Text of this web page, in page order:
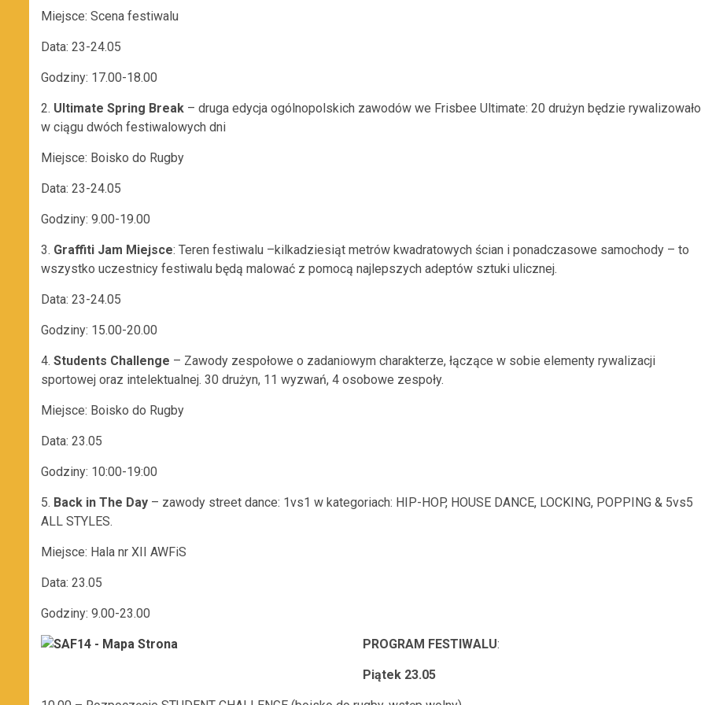
Miejsce: Scena festiwalu
Data: 23-24.05
Godziny: 17.00-18.00
2. Ultimate Spring Break – druga edycja ogólnopolskich zawodów we Frisbee Ultimate: 20 drużyn będzie rywalizowało
w ciągu dwóch festiwalowych dni
Miejsce: Boisko do Rugby
Data: 23-24.05
Godziny: 9.00-19.00
3. Graffiti Jam Miejsce: Teren festiwalu –kilkadziesiąt metrów kwadratowych ścian i ponadczasowe samochody – to
wszystko uczestnicy festiwalu będą malować z pomocą najlepszych adeptów sztuki ulicznej.
Data: 23-24.05
Godziny: 15.00-20.00
4. Students Challenge – Zawody zespołowe o zadaniowym charakterze, łączące w sobie elementy rywalizacji
sportowej oraz intelektualnej. 30 drużyn, 11 wyzwań, 4 osobowe zespoły.
Miejsce: Boisko do Rugby
Data: 23.05
Godziny: 10:00-19:00
5. Back in The Day – zawody street dance: 1vs1 w kategoriach: HIP-HOP, HOUSE DANCE, LOCKING, POPPING & 5vs5
ALL STYLES.
Miejsce: Hala nr XII AWFiS
Data: 23.05
Godziny: 9.00-23.00
PROGRAM FESTIWALU:
Piątek 23.05